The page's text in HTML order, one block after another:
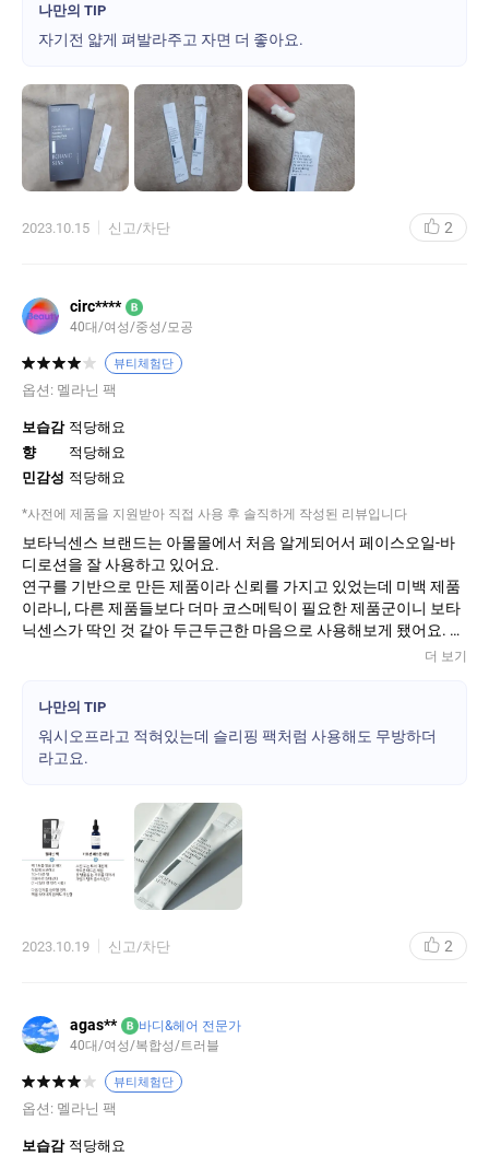
엔 필수로 바르는 수분크림이라 따끔함을 개의치 않고 사용할 수 있
었어요. 게다가 씻어낼때쯤엔 따끔함이 거의 완화됩니다. 7일간 매
지만 햇볕이 조금만 강한 날 외출해도 심해지는데 말예요ㅠ 저만 아
는 느낌으로 얼굴이 살짝 밝아져서 꾸준히 써주면 좋겠다 생각이 들
었고 보타닉센스 에센스 제품과 멜라닌 이레이저팩을 병행해서 기
미잡티 관리를 해보려고 합니다. 화장품으로는 드라마틱한 효과보
다는 꾸준히 관리를 하기에 잘맞는거 같아서 딱인듯해요~~
나만의 TIP
자기전 얇게 펴발라주고 자면 더 좋아요.
2023.10.15 신고/차단 2
circ**** B
40대/여성/중성/모공
뷰티체험단
옵션: 멜라닌 팩
보습감 적당해요
향
적당해요
민감성 적당해요
*사전에 제품을 지원받아 직접 사용 후 솔직하게 작성된 리뷰입니다
보타닉센스 브랜드는 아몰몰에서 처음 알게되어서 페이스오일-바
디로션을 잘 사용하고 있어요.
연구를 기반으로 만든 제품이라 신뢰를 가지고 있었는데 미백 제품
이라니, 다른 제품들보다 더마 코스메틱이 필요한 제품군이니 보타
닉센스가 딱인 것 같아 두근두근한 마음으로 사용해보게 됐어요.
미백화장품 대부분이 입구가 지저분해지거나, 튜브타입이라 눌리
는게 걱정되거나 하는데 하나씩 들고다니다가, 수영 마치고 피부에
두텁게 바른 다음 귀가하면 되니까 좋더라고요.
사용순서를 보니 다음 단계를 생략할 경우 씻어내지 않아도 무방하
다고 딱 명시!
마침 에드온 오일세럼도 사용중이라 쌀쌀해진 요즘에는 멜라닌 팩
다음에 오일로 마무리하고 자곤 해요.
향은 허브계열로 상쾌한 느낌이고, 수영 마치고 건조해진 피부에 딱
인 유수분 적당한 크림이라 마음에 들어요!
더 보기
나만의 TIP
워시오프라고 적혀있는데 슬리핑 팩처럼 사용해도 무방하더
라고요.
2023.10.19 신고/차단 2
agas** B
바디&헤어 전문가
40대/여성/복합성/트러블
뷰티체험단
옵션: 멜라닌 팩
보습감 적당해요